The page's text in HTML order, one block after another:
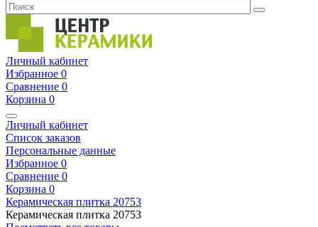
Личный кабинет
Избранное 0
Сравнение 0
Корзина 0
Личный кабинет
Список заказов
Персональные данные
Избранное 0
Сравнение 0
Корзина 0
Керамическая плитка 20753
Керамическая плитка 20753